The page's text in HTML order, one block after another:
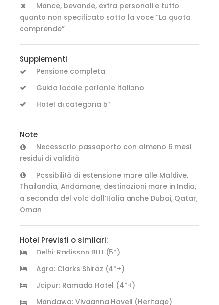
Mance, bevande, extra personali e tutto
quanto non specificato sotto la voce “La quota
comprende”
Supplementi
Pensione completa
Guida locale parlante italiano
Hotel di categoria 5*
Note
Necessario passaporto con almeno 6 mesi
residui di validità
Possibilità di estensione mare alle Maldive,
Thailandia, Andamane, destinazioni mare in India,
a seconda del volo dall’Italia anche Dubai, Qatar,
Oman
Hotel Previsti o similari:
Delhi: Radisson BLU (5*)
Agra: Clarks Shiraz (4*+)
Jaipur: Ramada Hotel (4*+)
Mandawa: Vivaanna Haveli (Heritage)